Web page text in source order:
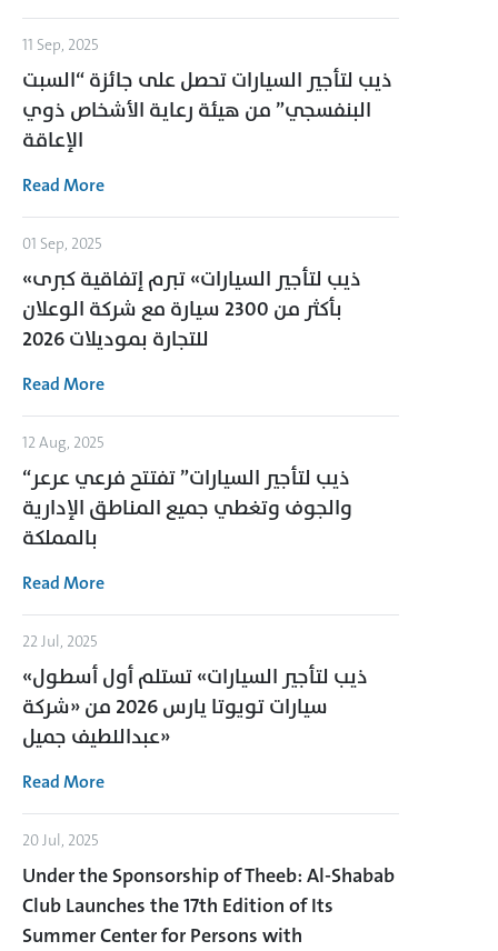
11 Sep, 2025
ذيب لتأجير السيارات تحصل على جائزة “السبت
البنفسجي” من هيئة رعاية الأشخاص ذوي
الإعاقة
Read More
01 Sep, 2025
«ذيب لتأجير السيارات» تبرم إتفاقية كبرى
بأكثر من 2300 سيارة مع شركة الوعلان
للتجارة بموديلات 2026
Read More
12 Aug, 2025
“ذيب لتأجير السيارات” تفتتح فرعي عرعر
والجوف وتغطي جميع المناطق الإدارية
بالمملكة
Read More
22 Jul, 2025
«ذيب لتأجير السيارات» تستلم أول أسطول
سيارات تويوتا يارس 2026 من «شركة
عبداللطيف جميل»
Read More
20 Jul, 2025
Under the Sponsorship of Theeb: Al-Shabab
Club Launches the 17th Edition of Its
Summer Center for Persons with